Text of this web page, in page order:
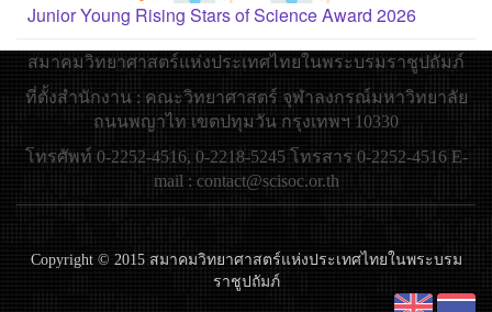
Junior Young Rising Stars of Science Award 2026
สมาคมวิทยาศาสตร์แห่งประเทศไทยในพระบรมราชูปถัมภ์
ที่ตั้งสำนักงาน : คณะวิทยาศาสตร์ จุฬาลงกรณ์มหาวิทยาลัย
ถนนพญาไท เขตปทุมวัน กรุงเทพฯ 10330
โทรศัพท์ 0-2252-4516, 0-2218-5245 โทรสาร 0-2252-4516 E-
mail : contact@scisoc.or.th
Copyright © 2015 สมาคมวิทยาศาสตร์แห่งประเทศไทยในพระบรม
ราชูปถัมภ์